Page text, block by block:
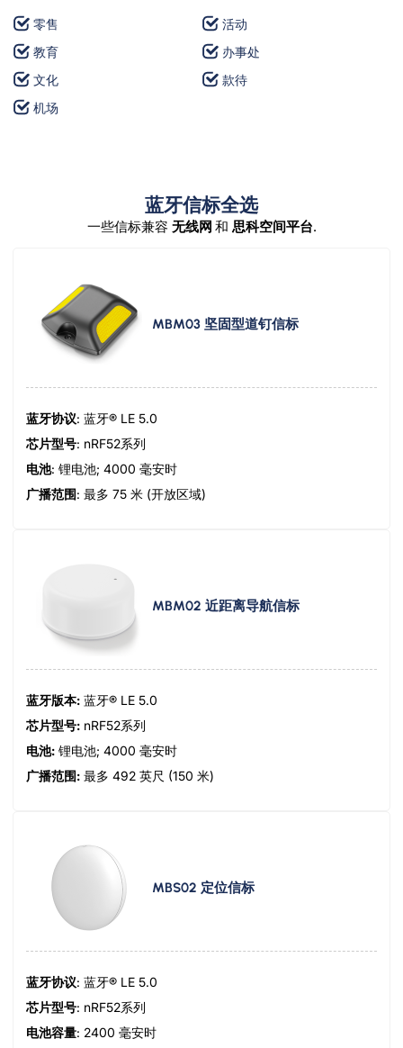
零售
活动
教育
办事处
文化
款待
机场
蓝牙信标全选
一些信标兼容 无线网 和 思科空间平台.
MBM03 坚固型道钉信标
蓝牙协议: 蓝牙® LE 5.0
芯片型号: nRF52系列
电池: 锂电池; 4000 毫安时
广播范围: 最多 75 米 (开放区域)
MBM02 近距离导航信标
蓝牙版本: 蓝牙® LE 5.0
芯片型号: nRF52系列
电池: 锂电池; 4000 毫安时
广播范围: 最多 492 英尺 (150 米)
MBS02 定位信标
蓝牙协议: 蓝牙® LE 5.0
芯片型号: nRF52系列
电池容量: 2400 毫安时